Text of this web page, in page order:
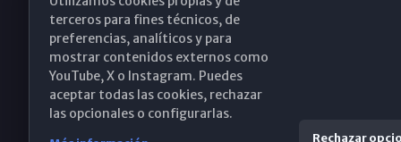
Obispado de Málaga
Santa María, 18-20. 29015 Málaga
(+34) 952 224 386
terceros para fines técnicos, de
preferencias, analíticos y para
mostrar contenidos externos como
YouTube, X o Instagram. Puedes
aceptar todas las cookies, rechazar
las opcionales o configurarlas.
Rechazar